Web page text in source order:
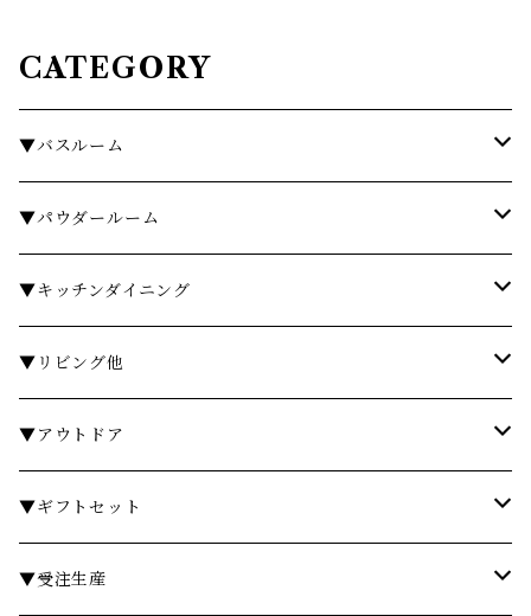
CATEGORY
▼バスルーム
タオル
バスローブ
石鹸・ボディソープ
入浴剤・バスソルト
ディスペンサー・ソープディッシュ
ボディケア
▼パウダールーム
石鹸・ハンドウォッシュ
ディスペンサー・ソープディッシュ
歯ブラシスタンド・タンブラー
ハンドクリーム
ランドリーバスケット
▼キッチンダイニング
お皿・プレート
グラス・コップ
カトラリー
箸・箸置き
▼リビング他
フレグランス
フレグランスランプ
リードディフューザー
時計
キャンドル
▼アウトドア
テーブル
椅子・スツール
▼ギフトセット
￥3,000～
▼受注生産